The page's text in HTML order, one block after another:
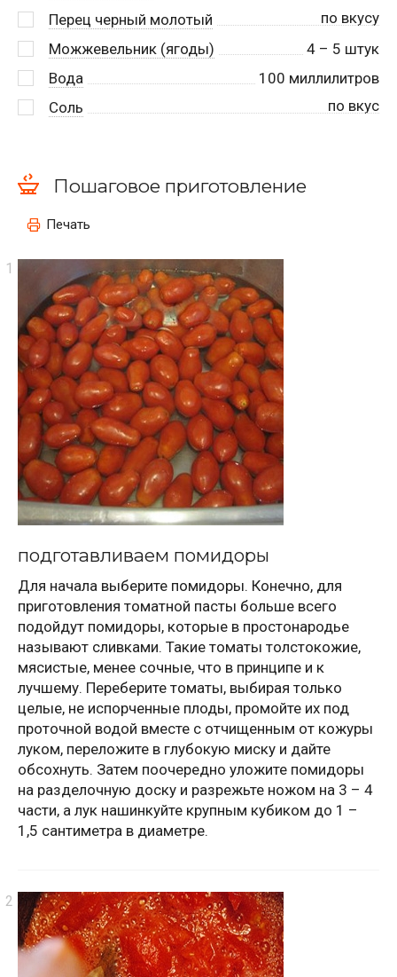
Перец черный молотый
по вкусу
Можжевельник (ягоды)
4 – 5 штук
Вода
100 миллилитров
Соль
по вкус
Пошаговое приготовление
Печать
подготавливаем помидоры
Для начала выберите помидоры. Конечно, для
приготовления томатной пасты больше всего
подойдут помидоры, которые в простонародье
называют сливками. Такие томаты толстокожие,
мясистые, менее сочные, что в принципе и к
лучшему. Переберите томаты, выбирая только
целые, не испорченные плоды, промойте их под
проточной водой вместе с отчищенным от кожуры
луком, переложите в глубокую миску и дайте
обсохнуть. Затем поочередно уложите помидоры
на разделочную доску и разрежьте ножом на 3 – 4
части, а лук нашинкуйте крупным кубиком до 1 –
1,5 сантиметра в диаметре.